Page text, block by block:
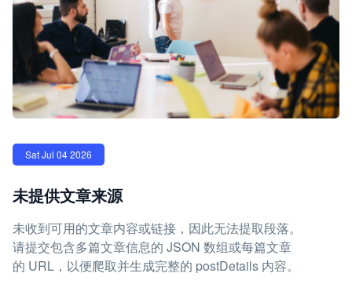
Sat Jul 04 2026
未提供文章来源
未收到可用的文章内容或链接，因此无法提取段落。
请提交包含多篇文章信息的 JSON 数组或每篇文章
的 URL，以便爬取并生成完整的 postDetails 内容。